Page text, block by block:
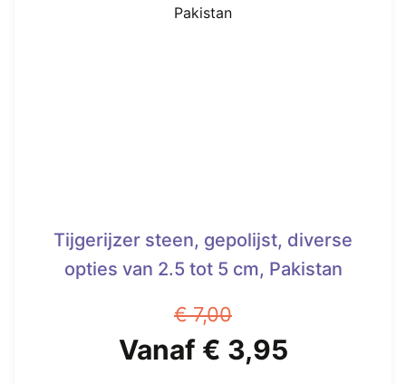
Tijgerijzer steen, gepolijst, diverse
opties van 2.5 tot 5 cm, Pakistan
€7,00
Oorspronkelijke
Vanaf € 3,95Huidige